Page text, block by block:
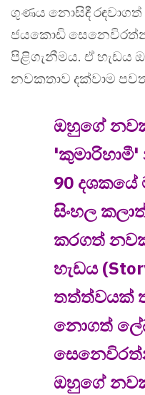
ගුණය නොසිඳී
ජයකොඩි
පිළිගැනීමය. ඒ හැඩය
නවකතාව දක්වාම
ඔහුගේ
90 දශකයේ
සිංහල
කරගත්
හැඩය
තත්ත්වයක්
නොගත්
ඔහුගේ